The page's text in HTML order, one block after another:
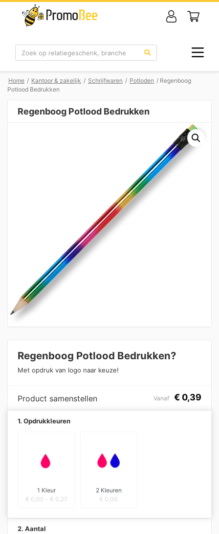
Zoek
Home / Kantoor & zakelijk / Schrijfwaren / Potloden / Regenboog
Potlood Bedrukken
Regenboog Potlood Bedrukken
Regenboog Potlood Bedrukken?
Met opdruk van logo naar keuze!
Product samenstellen Vanaf € 0,39
1. Opdrukkleuren
1 Kleur
€ 0,00 - € 0,27
2 Kleuren
€ 0,00
2. Aantal